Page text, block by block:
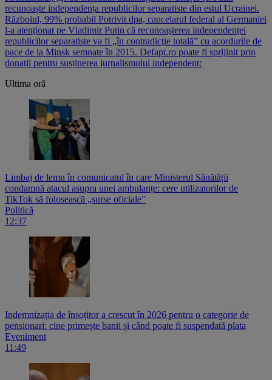
recunoaște independența republicilor separatiste din estul Ucrainei.
Războiul, 99% probabil Potrivit dpa, cancelarul federal al Germaniei
l-a atenţionat pe Vladimir Putin că recunoaşterea independenţei
republicilor separatiste va fi „în contradicţie totală” cu acordurile de
pace de la Minsk semnate în 2015. Defapt.ro poate fi sprijinit prin
donații pentru susținerea jurnalismului independent:
Ultima oră
Limbaj de lemn în comunicatul în care Ministerul Sănătății
condamnă atacul asupra unei ambulanțe: cere utilizatorilor de
TikTok să folosească „surse oficiale”
Politică
12:37
Indemnizația de însoțitor a crescut în 2026 pentru o categorie de
pensionari: cine primește banii și când poate fi suspendată plata
Eveniment
11:49